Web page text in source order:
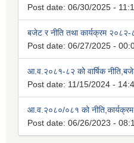
Post date: 06/30/2025 -
बजेट र नीति तथा कार्यक्रम २०८२-
Post date: 06/27/2025 -
आ.व.२०८१-८२ को वार्षिक
Post date: 11/15/2024 -
आ.व.२०८०/०८१ को
Post date: 06/26/2023 -